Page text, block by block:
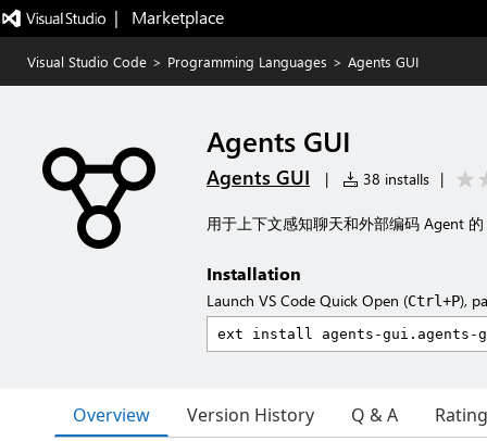
|   Marketplace
Visual Studio Code > Programming Languages > Agents GUI
Agents GUI
Agents GUI | 38 installs |
用于上下文感知聊天和外部编码 Agent
Installation
Launch VS Code Quick Open (Ctrl+P),
Overview Version History Q & A